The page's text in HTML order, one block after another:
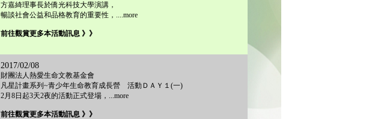
方嘉綺理事長於僑光科技大學演講，
暢談社會公益和品格教育的重要性，....more
前往觀賞更多本活動訊息 》》
2017/02/08
財團法人熱愛生命文教基金會
凡星計畫系列~青少年生命教育成長營 活動ＤＡＹ１(一)
2月8日起3天2夜的活動正式登場，...more
前往觀賞更多本活動訊息 》》